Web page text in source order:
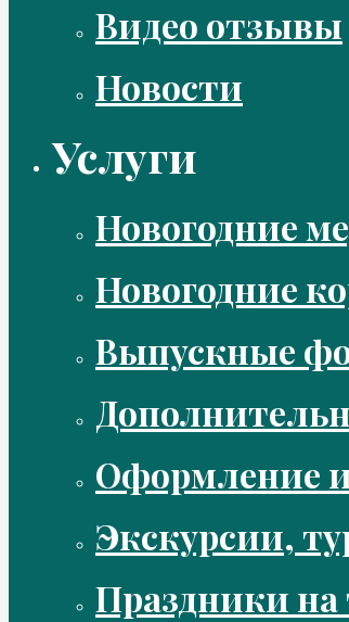
Видео отзывы
Новости
Услуги
Новогодние
Новогодние
Выпускные
Оформление
Экскурсии,
Праздники на